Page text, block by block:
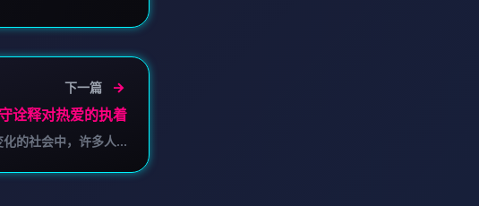
下一篇
诠释对热爱的执着
的社会中，许多人...